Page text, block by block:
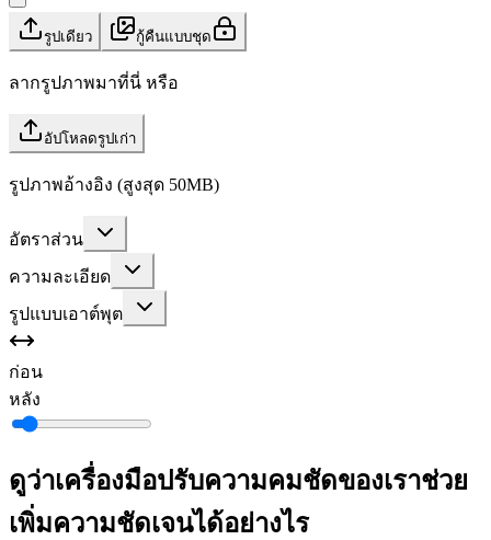
รูปเดียว กู้คืนแบบชุด
ลากรูปภาพมาที่นี่ หรือ
อัปโหลดรูปเก่า
รูปภาพอ้างอิง (สูงสุด 50MB)
อัตราส่วน
ความละเอียด
รูปแบบเอาต์พุต
ก่อน
หลัง
ดูว่าเครื่องมือปรับความคมชัดของเราช่วย
เพิ่มความชัดเจนได้อย่างไร